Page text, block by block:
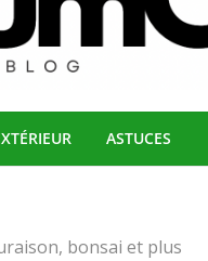
ASTUCES
bonsai et plus